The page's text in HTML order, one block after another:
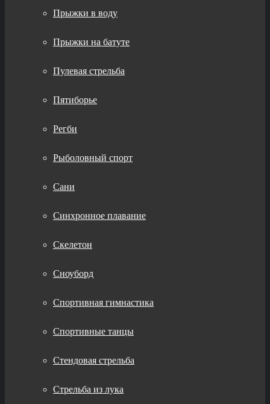
Прыжки в воду
Прыжки на батуте
Пулевая стрельба
Пятиборье
Регби
Рыболовный спорт
Сани
Синхронное плавание
Скелетон
Сноуборд
Спортивная гимнастика
Спортивные танцы
Стендовая стрельба
Стрельба из лука